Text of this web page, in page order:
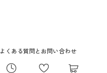
よくある質問とお問い合わせ